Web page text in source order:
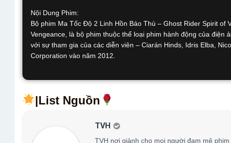
Nội Dung Phim:
Bộ phim Ma Tốc Độ 2 Linh Hồn Báo Thù – Ghost Rider Spirit
Vengeance, là bộ phim thuộc thể loại phim hành động của điện
với sự tham gia của các diễn viên – Ciarán Hinds, Idris Elba,
Corporation vào năm 2012.
|List Nguồn
TVH
TVH nơi giành cho mọi người đam mê phim